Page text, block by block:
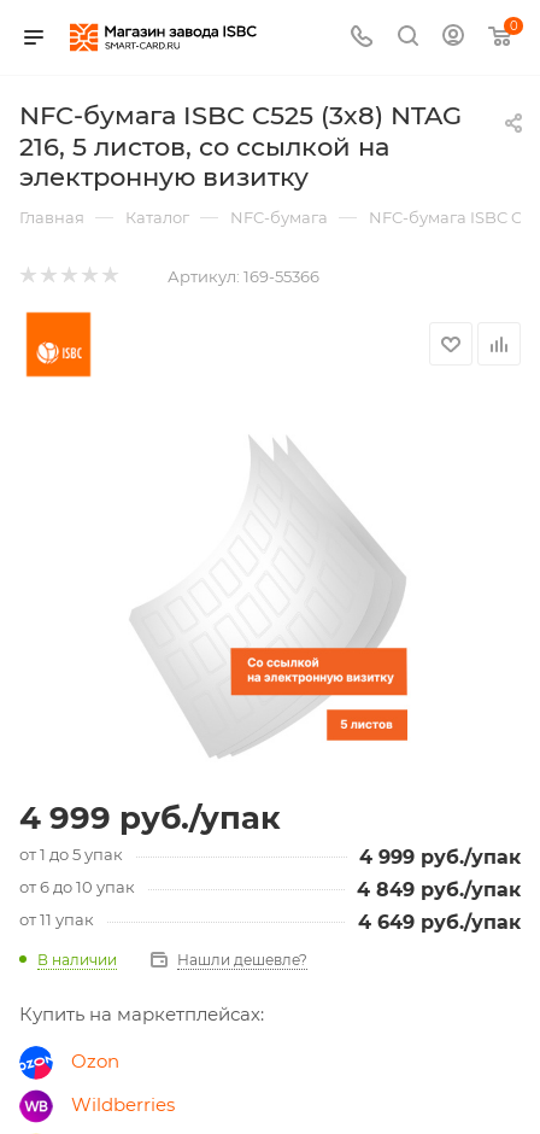
0
NFC-бумага ISBC C525 (3x8) NTAG
216, 5 листов, со ссылкой на
электронную визитку
Главная — Каталог — NFC-бумага — NFC-бумага ISBC
Артикул: 169-55366
4 999 руб./упак
от 1 до 5 упак 4 999 руб./упак
от 6 до 10 упак 4 849 руб./упак
от 11 упак 4 649 руб./упак
В наличии Нашли дешевле?
Купить на маркетплейсах:
Ozon
Wildberries